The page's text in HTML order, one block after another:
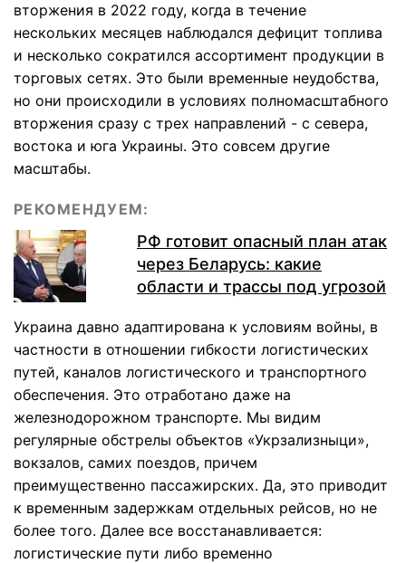
вторжения в 2022 году, когда в течение
нескольких месяцев наблюдался дефицит топлива
и несколько сократился ассортимент продукции в
торговых сетях. Это были временные неудобства,
но они происходили в условиях полномасштабного
вторжения сразу с трех направлений - с севера,
востока и юга Украины. Это совсем другие
масштабы.
РЕКОМЕНДУЕМ:
РФ готовит опасный план атак
через Беларусь: какие
области и трассы под угрозой
Украина давно адаптирована к условиям войны, в
частности в отношении гибкости логистических
путей, каналов логистического и транспортного
обеспечения. Это отработано даже на
железнодорожном транспорте. Мы видим
регулярные обстрелы объектов «Укрзализныци»,
вокзалов, самих поездов, причем
преимущественно пассажирских. Да, это приводит
к временным задержкам отдельных рейсов, но не
более того. Далее все восстанавливается:
логистические пути либо временно